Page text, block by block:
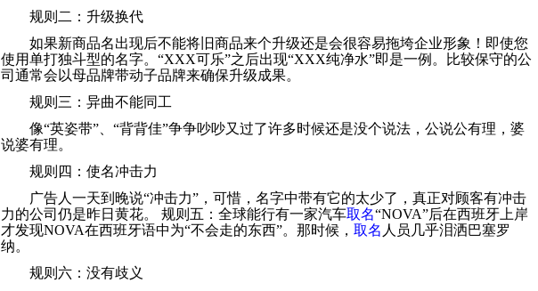
规则二：升级换代
如果新商品名出现后不能将旧商品来个升级还是会很容易拖垮企业形象！即使您
使用单打独斗型的名字。“XXX可乐”之后出现“XXX纯净水”即是一例。比较保守的公
司通常会以母品牌带动子品牌来确保升级成果。
规则三：异曲不能同工
像“英姿带”、“背背佳”争争吵吵又过了许多时候还是没个说法，公说公有理，婆
说婆有理。
规则四：使名冲击力
广告人一天到晚说“冲击力”，可惜，名字中带有它的太少了，真正对顾客有冲击
力的公司仍是昨日黄花。 规则五：全球能行有一家汽车取名“NOVA”后在西班牙上岸
才发现NOVA在西班牙语中为“不会走的东西”。那时候， 取名 人员几乎泪洒巴塞罗
纳。
规则六：没有歧义